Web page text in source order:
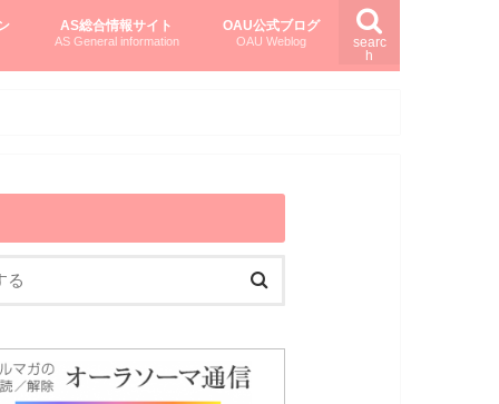
searc
h
AS総合情報サイト
AS General information
OAU公式ブログ
OAU Weblog